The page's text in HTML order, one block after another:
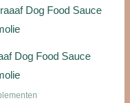
Dog Food Sauce